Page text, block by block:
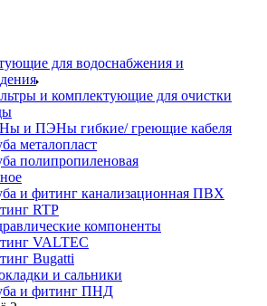
для водоснабжения и
и комплектующие для очистки
и ПЭНы гибкие/ греющие кабеля
металопласт
полипропиленовая
и фитинг канализационная ПВХ
RTP
компоненты
VALTEC
Bugatti
и сальники
и фитинг ПНД